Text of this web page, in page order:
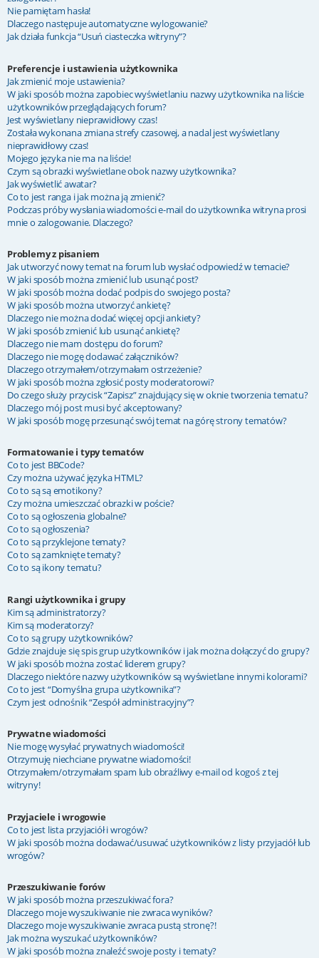
Nie pamiętam hasła!
Dlaczego następuje automatyczne wylogowanie?
Jak działa funkcja “Usuń ciasteczka witryny”?
Preferencje i ustawienia użytkownika
Jak zmienić moje ustawienia?
W jaki sposób można zapobiec wyświetlaniu nazwy użytkownika na liście
użytkowników przeglądających forum?
Jest wyświetlany nieprawidłowy czas!
Została wykonana zmiana strefy czasowej, a nadal jest wyświetlany
nieprawidłowy czas!
Mojego języka nie ma na liście!
Czym są obrazki wyświetlane obok nazwy użytkownika?
Jak wyświetlić awatar?
Co to jest ranga i jak można ją zmienić?
Podczas próby wysłania wiadomości e-mail do użytkownika witryna prosi
mnie o zalogowanie. Dlaczego?
Problemy z pisaniem
Jak utworzyć nowy temat na forum lub wysłać odpowiedź w temacie?
W jaki sposób można zmienić lub usunąć post?
W jaki sposób można dodać podpis do swojego posta?
W jaki sposób można utworzyć ankietę?
Dlaczego nie można dodać więcej opcji ankiety?
W jaki sposób zmienić lub usunąć ankietę?
Dlaczego nie mam dostępu do forum?
Dlaczego nie mogę dodawać załączników?
Dlaczego otrzymałem/otrzymałam ostrzeżenie?
W jaki sposób można zgłosić posty moderatorowi?
Do czego służy przycisk “Zapisz” znajdujący się w oknie tworzenia tematu?
Dlaczego mój post musi być akceptowany?
W jaki sposób mogę przesunąć swój temat na górę strony tematów?
Formatowanie i typy tematów
Co to jest BBCode?
Czy można używać języka HTML?
Co to są są emotikony?
Czy można umieszczać obrazki w poście?
Co to są ogłoszenia globalne?
Co to są ogłoszenia?
Co to są przyklejone tematy?
Co to są zamknięte tematy?
Co to są ikony tematu?
Rangi użytkownika i grupy
Kim są administratorzy?
Kim są moderatorzy?
Co to są grupy użytkowników?
Gdzie znajduje się spis grup użytkowników i jak można dołączyć do grupy?
W jaki sposób można zostać liderem grupy?
Dlaczego niektóre nazwy użytkowników są wyświetlane innymi kolorami?
Co to jest “Domyślna grupa użytkownika”?
Czym jest odnośnik “Zespół administracyjny”?
Prywatne wiadomości
Nie mogę wysyłać prywatnych wiadomości!
Otrzymuję niechciane prywatne wiadomości!
Otrzymałem/otrzymałam spam lub obraźliwy e-mail od kogoś z tej
witryny!
Przyjaciele i wrogowie
Co to jest lista przyjaciół i wrogów?
W jaki sposób można dodawać/usuwać użytkowników z listy przyjaciół lub
wrogów?
Przeszukiwanie forów
W jaki sposób można przeszukiwać fora?
Dlaczego moje wyszukiwanie nie zwraca wyników?
Dlaczego moje wyszukiwanie zwraca pustą stronę?!
Jak można wyszukać użytkowników?
W jaki sposób można znaleźć swoje posty i tematy?